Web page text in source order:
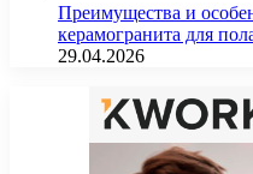
Преимущества и
керамогранита для
29.04.2026